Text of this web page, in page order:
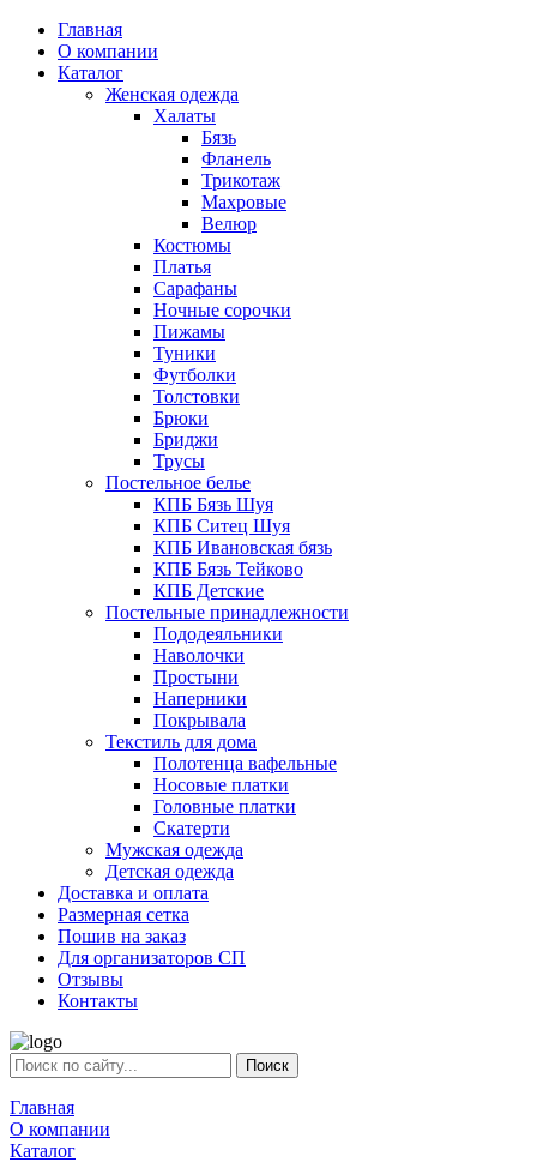
Главная
О компании
Каталог
Женская одежда
Халаты
Бязь
Фланель
Трикотаж
Махровые
Велюр
Костюмы
Платья
Сарафаны
Ночные сорочки
Пижамы
Туники
Футболки
Толстовки
Брюки
Бриджи
Трусы
Постельное белье
КПБ Бязь Шуя
КПБ Ситец Шуя
КПБ Ивановская бязь
КПБ Бязь Тейково
КПБ Детские
Постельные принадлежности
Пододеяльники
Наволочки
Простыни
Наперники
Покрывала
Текстиль для дома
Полотенца вафельные
Носовые платки
Головные платки
Скатерти
Мужская одежда
Детская одежда
Доставка и оплата
Размерная сетка
Пошив на заказ
Для организаторов СП
Отзывы
Контакты
Главная
О компании
Каталог